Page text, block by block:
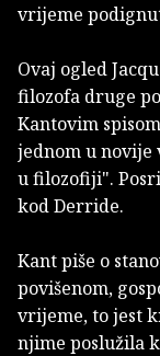
vrijeme
Ovaj ogled
filozofa druge
Kantovim
jednom u
u filozofiji".
kod Derride.
Kant piše o
povišenom,
vrijeme, to jest
njime poslužila